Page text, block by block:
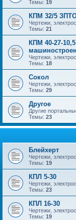
Темы: 19
КПМ 32/5
Чертежи,
Темы: 21
КПМ 40-27-
Чертежи,
Темы: 18
Сокол
Чертежи,
Темы: 29
Другое
Другие
Темы: 23
Блейхерт
Чертежи,
Темы: 19
КПЛ 5-30
Чертежи,
Темы: 23
КПЛ 16-30
Чертежи,
Темы: 19